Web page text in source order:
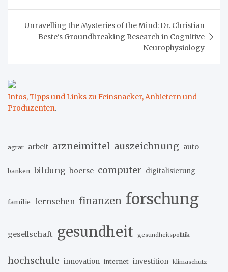
Unravelling the Mysteries of the Mind: Dr. Christian
Beste's Groundbreaking Research in Cognitive
Neurophysiology
Infos, Tipps und Links zu Feinsnacker, Anbietern und
Produzenten.
agrar arbeit arzneimittel auszeichnung auto
banken bildung boerse computer digitalisierung
familie fernsehen finanzen forschung
gesellschaft gesundheit gesundheitspolitik
hochschule innovation internet investition klimaschutz